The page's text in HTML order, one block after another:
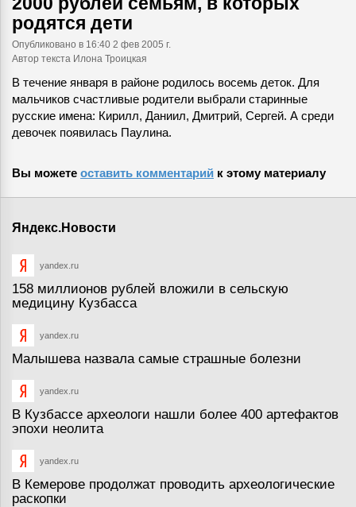
родятся дети
Опубликовано в 16:40 2 фев 2005 г.
Автор текста Илона Троицкая
В течение января в районе родилось восемь деток. Для
мальчиков счастливые родители выбрали старинные
русские имена: Кирилл, Даниил, Дмитрий, Сергей. А среди
девочек появилась Паулина.
Вы можете оставить комментарий к этому материалу
Яндекс.Новости
yandex.ru
158 миллионов рублей вложили в сельскую
медицину Кузбасса
yandex.ru
Малышева назвала самые страшные болезни
yandex.ru
В Кузбассе археологи нашли более 400 артефактов
эпохи неолита
yandex.ru
В Кемерове продолжат проводить археологические
раскопки